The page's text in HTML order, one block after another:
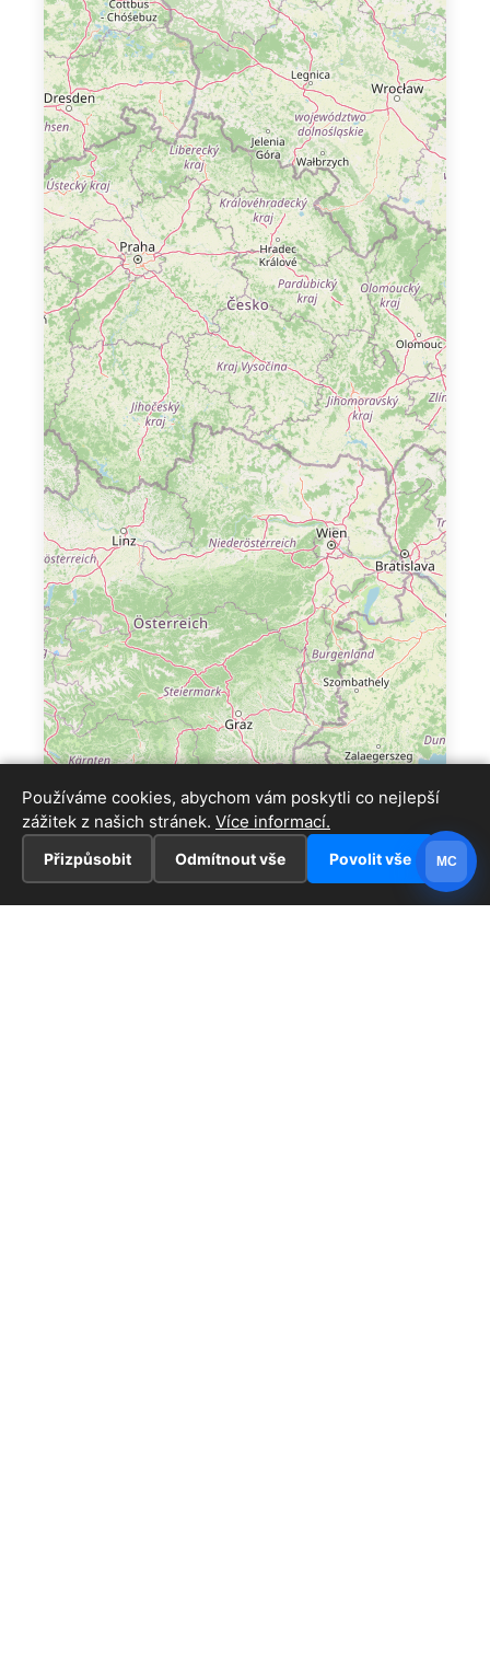
Používáme cookies, abychom vám poskytli co nejlepší
zážitek z našich stránek. Více informací.
Přizpůsobit Odmítnout vše Povolit vše MC